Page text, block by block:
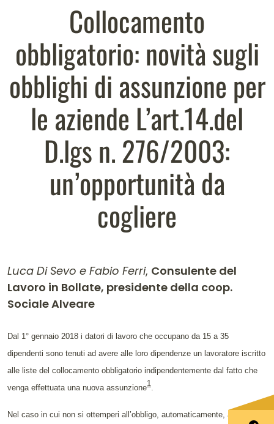
Collocamento
obbligatorio: novità sugli
obblighi di assunzione per
le aziende L’art.14.del
D.lgs n. 276/2003:
un’opportunità da
cogliere
Luca Di Sevo e Fabio Ferri, Consulente del
Lavoro in Bollate, presidente della coop.
Sociale Alveare
Contenuto dell'articolo
Dal 1° gennaio 2018 i datori di lavoro che occupano da 15 a 35
dipendenti sono tenuti ad avere alle loro dipendenze un lavoratore iscritto
alle liste del collocamento obbligatorio indipendentemente dal fatto che
venga effettuata una nuova assunzione1.
Nel caso in cui non si ottemperi all’obbligo, automaticamente, a seguito